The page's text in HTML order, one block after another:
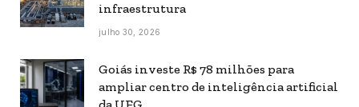
infraestrutura
julho 30, 2026
Goiás investe R$ 78 milhões para
ampliar centro de inteligência artificial